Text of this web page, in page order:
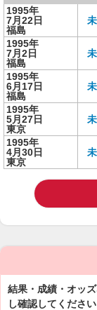
1995年
7月22日
福島
1995年
7月2日
福島
1995年
6月17日
福島
1995年
5月27日
東京
1995年
4月30日
東京
結果・成績・オッ
し確認してください